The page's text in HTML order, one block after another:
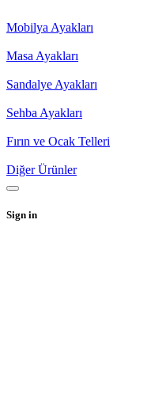
Mobilya Ayakları
Masa Ayakları
Sandalye Ayakları
Sehba Ayakları
Fırın ve Ocak Telleri
Diğer Ürünler
Sign in